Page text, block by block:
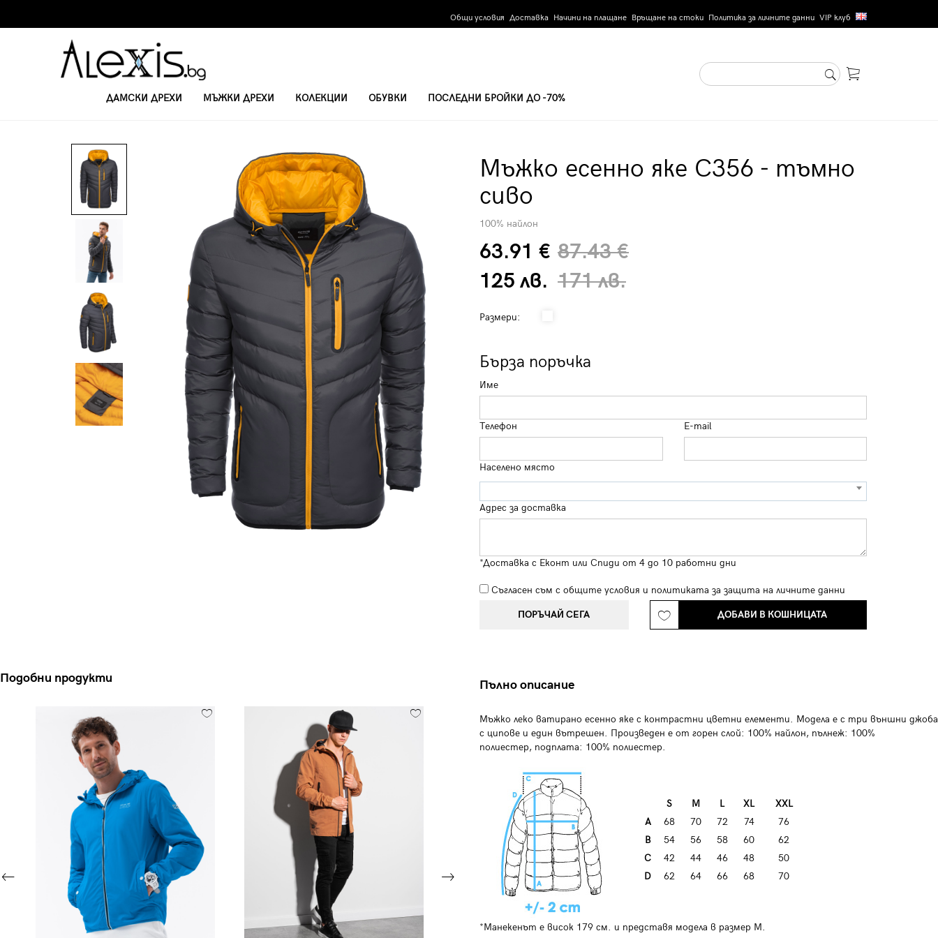
Общи условия Доставка Начини на плащане Връщане на стоки Политика за личните данни VIP клуб
ДАМСКИ ДРЕХИ МЪЖКИ ДРЕХИ КОЛЕКЦИИ ОБУВКИ ПОСЛЕДНИ БРОЙКИ ДО -70%
Мъжко есенно яке C356 - тъмно
сиво
100% найлон
63.91 €
125 лв.
87.43 €
171 лв.
Размери:
Бърза поръчка
Име
Телефон E-mail
Населено място
Адрес за доставка
*Доставка с Еконт или Спиди от 4 до 10 работни дни
Съгласен съм с общите условия и политиката за защита на личните данни
ПОРЪЧАЙ СЕГА ДОБАВИ В КОШНИЦАТА
Подобни продукти Пълно описание
Мъжко леко ватирано есенно яке с контрастни цветни елементи. Модела е с три външни джоба
с ципове и един вътрешен. Произведен е от горен слой: 100% найлон, пълнеж: 100%
полиестер, подплата: 100% полиестер.
S М L XL
XXL
А
68 70 72 74
76
B
54 56 58 60
62
C
42 44 46 48
50
D
62 64 66 68 70
*Манекенът е висок 179 см. и представя модела в размер M.